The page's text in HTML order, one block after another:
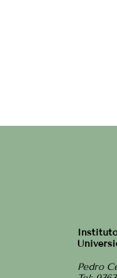
Pedro